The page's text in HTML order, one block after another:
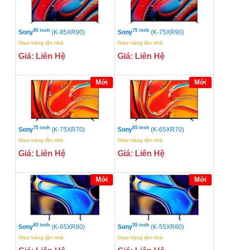
Sony85 inch (K-85XR90)
Giao hàng tận nhà
Giá: Liên Hệ
Sony75 inch (K-75XR90)
Giao hàng tận nhà
Giá: Liên Hệ
Mới
Sony75 inch (K-75XR70)
Giao hàng tận nhà
Giá: Liên Hệ
Mới
Sony65 inch (K-65XR70)
Giao hàng tận nhà
Giá: Liên Hệ
Mới
Sony65 inch (K-65XR80)
Giao hàng tận nhà
Mới
Sony55 inch (K-55XR80)
Giao hàng tận nhà